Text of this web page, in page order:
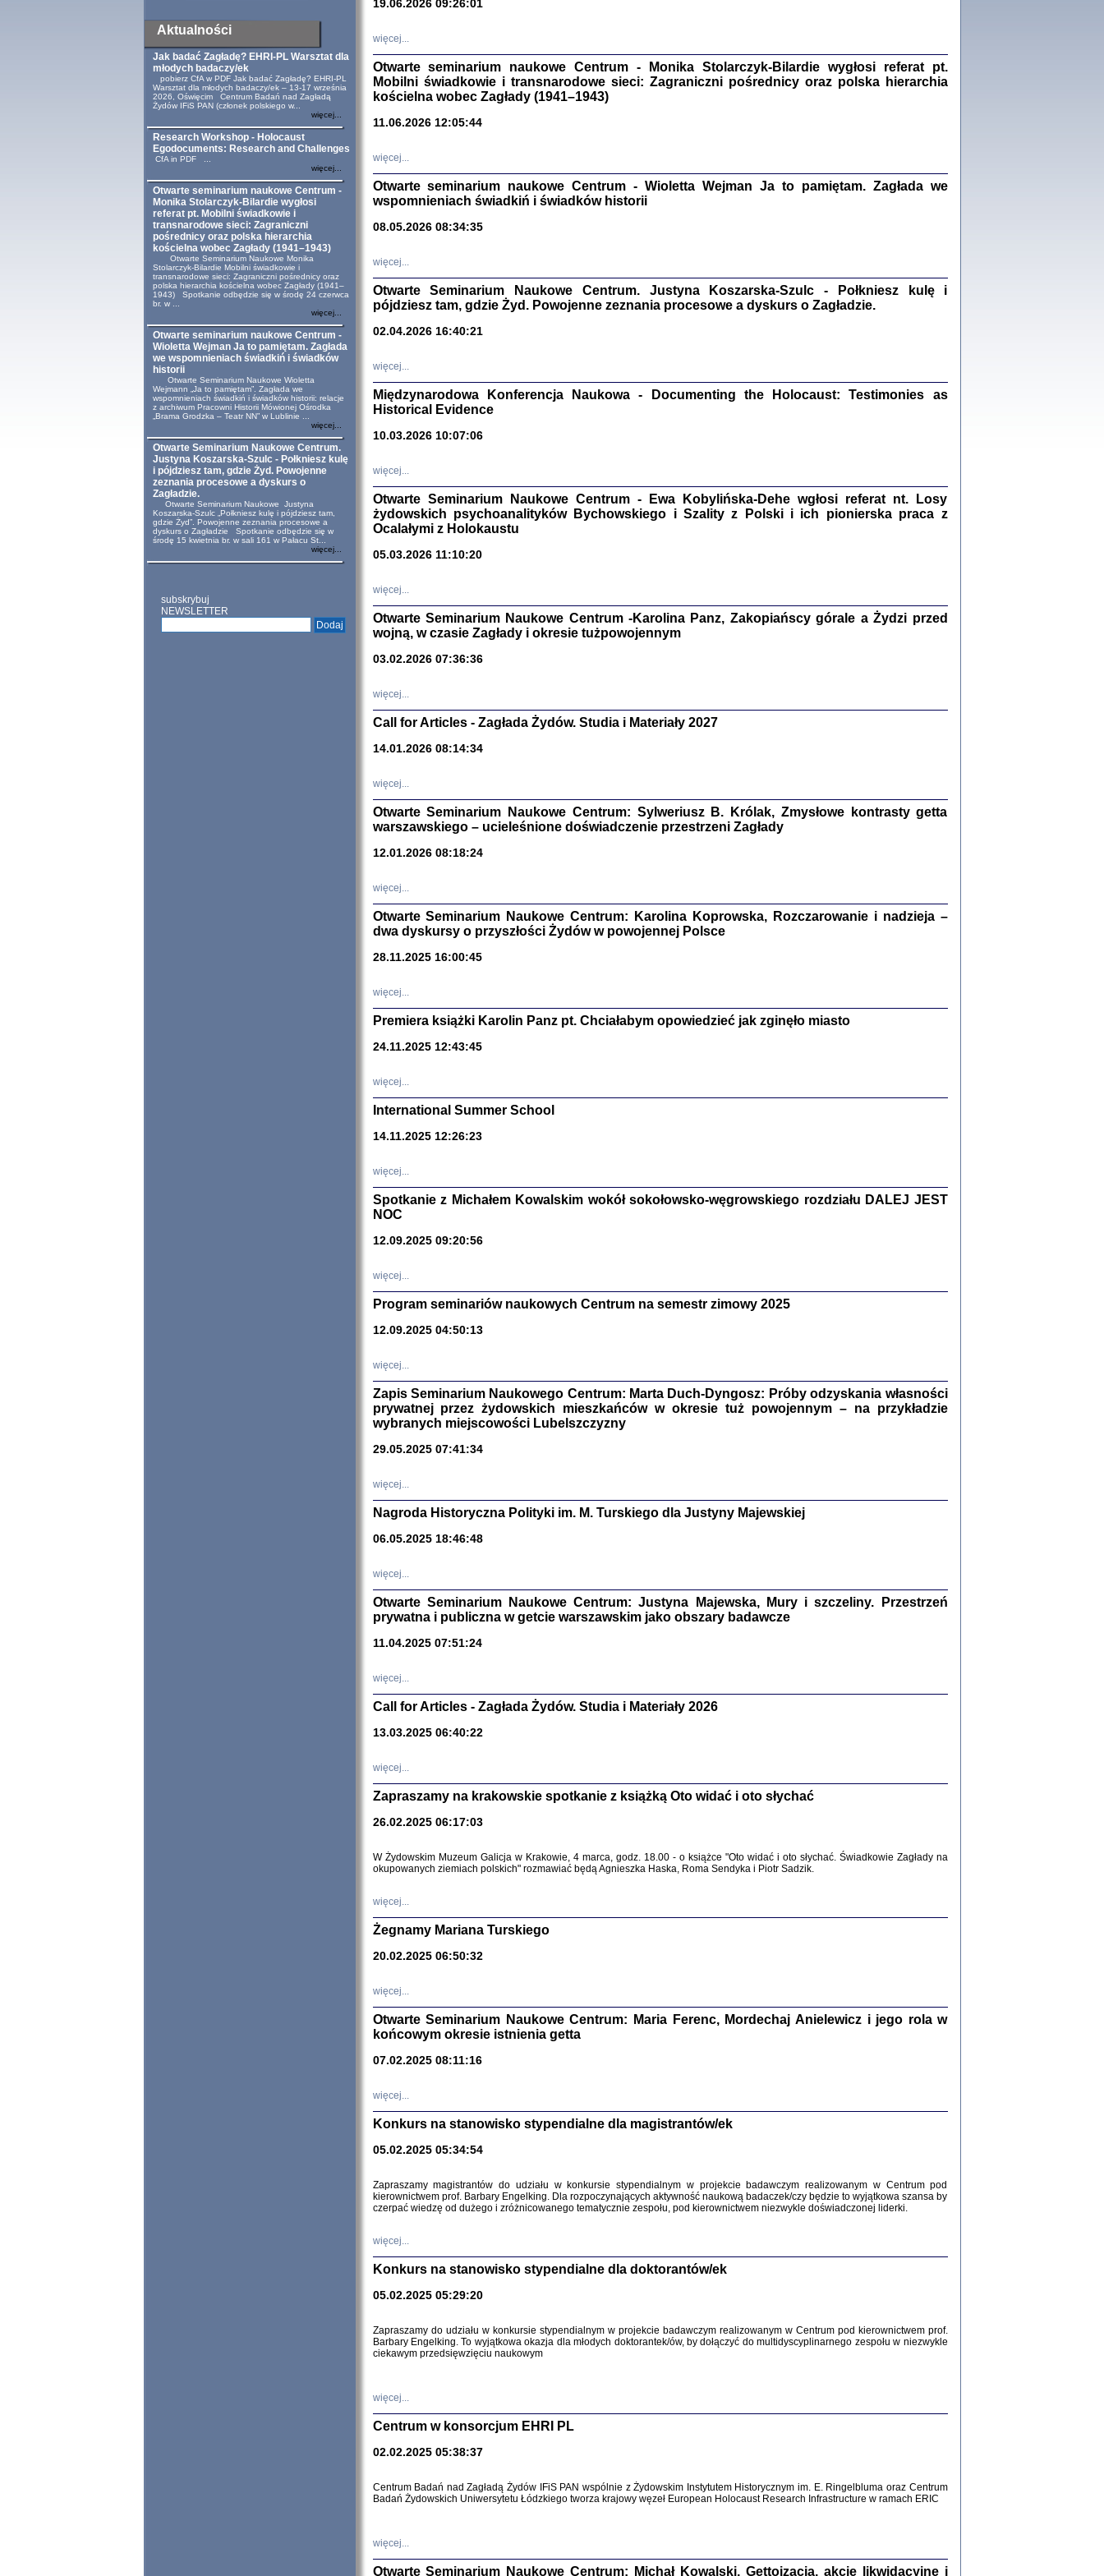
Aktualności
Jak badać Zagładę? EHRI-PL Warsztat dla
młodych badaczy/ek
pobierz CfA w PDF Jak badać Zagładę? EHRI-PL
Warsztat dla młodych badaczy/ek – 13-17 września
2026, Oświęcim Centrum Badań nad Zagładą
Żydów IFiS PAN (członek polskiego w...
więcej...
Research Workshop - Holocaust
Egodocuments: Research and Challenges
CfA in PDF ...
więcej...
Otwarte seminarium naukowe Centrum -
Monika Stolarczyk-Bilardie wygłosi
referat pt. Mobilni świadkowie i
transnarodowe sieci: Zagraniczni
pośrednicy oraz polska hierarchia
kościelna wobec Zagłady (1941–1943)
Otwarte Seminarium Naukowe Monika
Stolarczyk-Bilardie Mobilni świadkowie i
transnarodowe sieci: Zagraniczni pośrednicy oraz
polska hierarchia kościelna wobec Zagłady (1941–
1943) Spotkanie odbędzie się w środę 24 czerwca
br. w ...
więcej...
Otwarte seminarium naukowe Centrum -
Wioletta Wejman Ja to pamiętam. Zagłada
we wspomnieniach świadkiń i świadków
historii
Otwarte Seminarium Naukowe Wioletta
Wejmann „Ja to pamiętam”. Zagłada we
wspomnieniach świadkiń i świadków historii: relacje
z archiwum Pracowni Historii Mówionej Ośrodka
„Brama Grodzka – Teatr NN” w Lublinie ...
więcej...
Otwarte Seminarium Naukowe Centrum.
Justyna Koszarska-Szulc - Połkniesz kulę
i pójdziesz tam, gdzie Żyd. Powojenne
zeznania procesowe a dyskurs o
Zagładzie.
Otwarte Seminarium Naukowe Justyna
Koszarska-Szulc „Połkniesz kulę i pójdziesz tam,
gdzie Żyd”. Powojenne zeznania procesowe a
dyskurs o Zagładzie Spotkanie odbędzie się w
środę 15 kwietnia br. w sali 161 w Pałacu St...
więcej...
subskrybuj
NEWSLETTER
oprac. Aleksandra Bańkowska
Warszawa 2022
oprac. Aleksandra Bańkowska, wstęp Jacek Leociak
Warszawa 2021
Studia i Materiały
nr 17, R. 2021
NIE WIEMY CO PRZYNIESIE NAM KOLEJNA GODZINA ...
Dziennik pisany w ukryciu w latach 1943-1944
Zagłada Żydów.
Sewek Okonowski, oprac. Marta Janczewska
PISZĄCY TE SŁOWA JEST PRACOWNIKIEM
GETTOWEJ INSTYTUCJI ...
'z Dziennika' i inne pisma z łódzkiego getta
Józef Zelkowicz, tłum. z jidysz, oprac. i wstęp. Monika Polit
CZYTAJĄC GAZETĘ NIEMIECKĄ ...
Warszawa 2019
Zagłada Żydów.
red. i wstęp Barbara Engelking, Jan Grabowski
Stanisław Adler, oprac. i wstępem opatrzyłaMarta Janczewska
Warszawa 2018
Warszawa 2017
Pisma Kopla i Mirki Piżyców o życiu w getcie i okupowanej
Warszawie
Warszawa 2016
SZCZĘŚCIE JEST POSIADAĆ DOM POD ZIEMIĄ ...
19.06.2026 09:26:01
więcej...
Otwarte seminarium naukowe Centrum - Monika Stolarczyk-Bilardie wygłosi referat pt.
Mobilni świadkowie i transnarodowe sieci: Zagraniczni pośrednicy oraz polska hierarchia
kościelna wobec Zagłady (1941–1943)
11.06.2026 12:05:44
więcej...
Otwarte seminarium naukowe Centrum - Wioletta Wejman Ja to pamiętam. Zagłada we
wspomnieniach świadkiń i świadków historii
08.05.2026 08:34:35
więcej...
Otwarte Seminarium Naukowe Centrum. Justyna Koszarska-Szulc - Połkniesz kulę i
pójdziesz tam, gdzie Żyd. Powojenne zeznania procesowe a dyskurs o Zagładzie.
02.04.2026 16:40:21
więcej...
Międzynarodowa Konferencja Naukowa - Documenting the Holocaust: Testimonies as
Historical Evidence
10.03.2026 10:07:06
więcej...
Otwarte Seminarium Naukowe Centrum - Ewa Kobylińska-Dehe wgłosi referat nt. Losy
żydowskich psychoanalityków Bychowskiego i Szality z Polski i ich pionierska praca z
Ocalałymi z Holokaustu
05.03.2026 11:10:20
więcej...
Otwarte Seminarium Naukowe Centrum -Karolina Panz, Zakopiańscy górale a Żydzi przed
wojną, w czasie Zagłady i okresie tużpowojennym
03.02.2026 07:36:36
więcej...
Call for Articles - Zagłada Żydów. Studia i Materiały 2027
14.01.2026 08:14:34
więcej...
Otwarte Seminarium Naukowe Centrum: Sylweriusz B. Królak, Zmysłowe kontrasty getta
warszawskiego – ucieleśnione doświadczenie przestrzeni Zagłady
12.01.2026 08:18:24
więcej...
Otwarte Seminarium Naukowe Centrum: Karolina Koprowska, Rozczarowanie i nadzieja –
dwa dyskursy o przyszłości Żydów w powojennej Polsce
28.11.2025 16:00:45
więcej...
Premiera książki Karolin Panz pt. Chciałabym opowiedzieć jak zginęło miasto
24.11.2025 12:43:45
więcej...
International Summer School
14.11.2025 12:26:23
więcej...
Spotkanie z Michałem Kowalskim wokół sokołowsko-węgrowskiego rozdziału DALEJ JEST
NOC
12.09.2025 09:20:56
więcej...
Program seminariów naukowych Centrum na semestr zimowy 2025
12.09.2025 04:50:13
więcej...
Zapis Seminarium Naukowego Centrum: Marta Duch-Dyngosz: Próby odzyskania własności
prywatnej przez żydowskich mieszkańców w okresie tuż powojennym – na przykładzie
wybranych miejscowości Lubelszczyzny
29.05.2025 07:41:34
więcej...
Nagroda Historyczna Polityki im. M. Turskiego dla Justyny Majewskiej
06.05.2025 18:46:48
więcej...
Otwarte Seminarium Naukowe Centrum: Justyna Majewska, Mury i szczeliny. Przestrzeń
prywatna i publiczna w getcie warszawskim jako obszary badawcze
11.04.2025 07:51:24
więcej...
Call for Articles - Zagłada Żydów. Studia i Materiały 2026
13.03.2025 06:40:22
więcej...
Zapraszamy na krakowskie spotkanie z książką Oto widać i oto słychać
26.02.2025 06:17:03
W Żydowskim Muzeum Galicja w Krakowie, 4 marca, godz. 18.00 - o książce "Oto widać i oto słychać. Świadkowie Zagłady na
okupowanych ziemiach polskich" rozmawiać będą Agnieszka Haska, Roma Sendyka i Piotr Sadzik.
więcej...
Żegnamy Mariana Turskiego
20.02.2025 06:50:32
więcej...
Otwarte Seminarium Naukowe Centrum: Maria Ferenc, Mordechaj Anielewicz i jego rola w
końcowym okresie istnienia getta
07.02.2025 08:11:16
więcej...
Konkurs na stanowisko stypendialne dla magistrantów/ek
05.02.2025 05:34:54
Zapraszamy magistrantów do udziału w konkursie stypendialnym w projekcie badawczym realizowanym w Centrum pod
kierownictwem prof. Barbary Engelking. Dla rozpoczynających aktywność naukową badaczek/czy będzie to wyjątkowa szansa by
czerpać wiedzę od dużego i zróżnicowanego tematycznie zespołu, pod kierownictwem niezwykle doświadczonej liderki.
więcej...
Konkurs na stanowisko stypendialne dla doktorantów/ek
05.02.2025 05:29:20
Zapraszamy do udziału w konkursie stypendialnym w projekcie badawczym realizowanym w Centrum pod kierownictwem prof.
Barbary Engelking. To wyjątkowa okazja dla młodych doktorantek/ów, by dołączyć do multidyscyplinarnego zespołu w niezwykle
ciekawym przedsięwzięciu naukowym
więcej...
Centrum w konsorcjum EHRI PL
02.02.2025 05:38:37
Centrum Badań nad Zagładą Żydów IFiS PAN wspólnie z Żydowskim Instytutem Historycznym im. E. Ringelbluma oraz Centrum
Badań Żydowskich Uniwersytetu Łódzkiego tworza krajowy węzeł European Holocaust Research Infrastructure w ramach ERIC
więcej...
Otwarte Seminarium Naukowe Centrum: Michał Kowalski, Gettoizacja, akcje likwidacyjne i